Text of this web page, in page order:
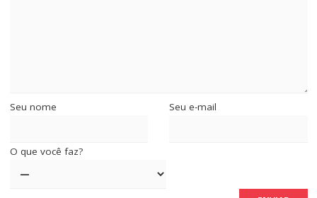
Seu nome Seu e-mail
O que você faz?